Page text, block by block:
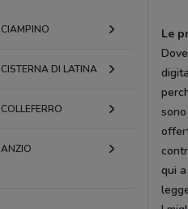
CIAMPINO
CISTERNA DI LATINA
COLLEFERRO
ANZIO
Le
qui